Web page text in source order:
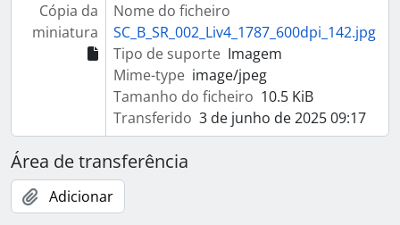
Cópia da
miniatura
Nome do ficheiro
SC_B_SR_002_Liv4_1787_600dpi_142.jpg
Tipo de suporte Imagem
Mime-type image/jpeg
Tamanho do ficheiro 10.5 KiB
Transferido 3 de junho de 2025 09:17
Área de transferência
Adicionar